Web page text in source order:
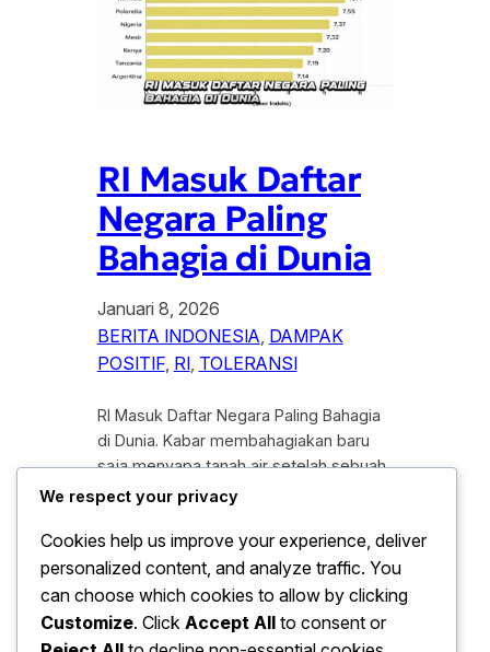
RI Masuk Daftar
Negara Paling
Bahagia di Dunia
Januari 8, 2026
BERITA INDONESIA, DAMPAK
POSITIF, RI, TOLERANSI
RI Masuk Daftar Negara Paling Bahagia
di Dunia. Kabar membahagiakan baru
saja menyapa tanah air setelah sebuah
lembaga riset internasional merilis
kesejahteraan global. Dalam laporan
tersebut, Indonesia secara
mengejutkan masuk ke dalam daftar
negara paling bahagia di dunia pada
tahun 2026. Pencapaian ini tentu
We respect your privacy
Cookies help us improve your experience, deliver
personalized content, and analyze traffic. You
can choose which cookies to allow by clicking
Customize. Click Accept All to consent or